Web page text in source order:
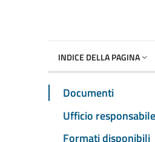
INDICE DELLA PAGINA
Documenti
Ufficio responsabile
Formati disponibili